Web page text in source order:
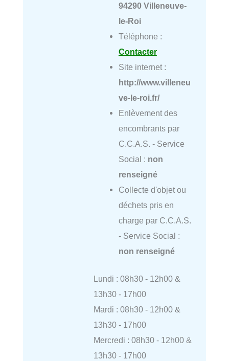
94290 Villeneuve-
le-Roi
Téléphone :
Contacter
Site internet :
http://www.villeneu
ve-le-roi.fr/
Enlèvement des
encombrants par
C.C.A.S. - Service
Social : non
renseigné
Collecte d'objet ou
déchets pris en
charge par C.C.A.S.
- Service Social :
non renseigné
Lundi : 08h30 - 12h00 &
13h30 - 17h00
Mardi : 08h30 - 12h00 &
13h30 - 17h00
Mercredi : 08h30 - 12h00 &
13h30 - 17h00